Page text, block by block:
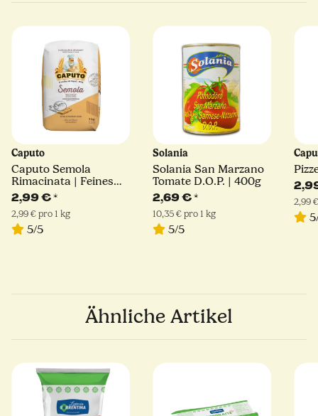
Caputo
Caputo Semola
Rimacinata | Feines
Hartweizengrieß | 1kg
2,99 €*
2,99 € pro 1 kg
5/5
Solania
Solania San Marzano
Tomate D.O.P. | 400g
2,69 €*
10,35 € pro 1 kg
5/5
2,99
Ähnliche Artikel